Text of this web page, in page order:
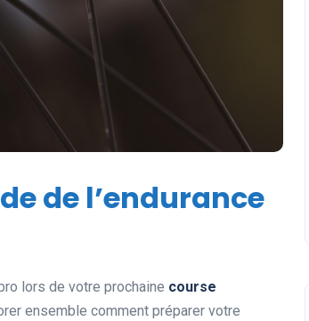
de l’endurance
lors de votre prochaine course
ensemble comment préparer votre
Les records insolites et
surprenants en cyclisme et
dans le monde du sport